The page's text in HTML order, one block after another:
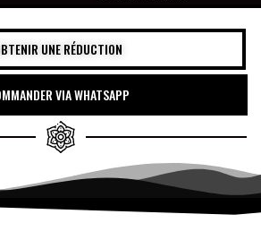
UNE RÉDUCTION
VIA WHATSAPP